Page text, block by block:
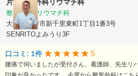
片岡整形外科リウマチ科
整形外科, リウマチ科
大阪府豊中市新千里東町1丁目1番3号
SENRITOよみうり3F
口コミ: 1件 5
腰痛で伺いましたが受付さん、看護師、先生リ